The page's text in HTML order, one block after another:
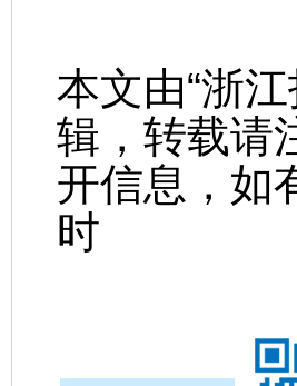
本文由“浙
辑，转载请
开信息，如
时